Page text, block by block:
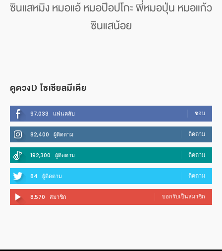
ซินแสหมิง หมอแอ้ หมอป๊อปโกะ พี่หมอปุ่น หมอแก้ว
ซินแสน้อย
ดูดวงD โซเชียลมีเดีย
97,033 แฟนคลับ ชอบ
82,400 ผู้ติดตาม ติดตาม
192,300 ผู้ติดตาม ติดตาม
84 ผู้ติดตาม ติดตาม
8,570 สมาชิก บอกรับเป็นสมาชิก